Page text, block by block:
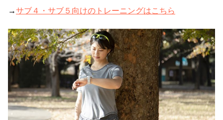
→サブ４・サブ５向けのトレーニングはこちら